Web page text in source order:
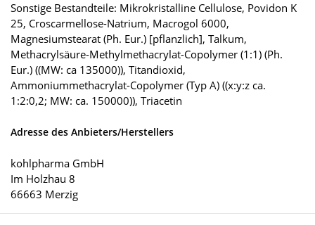
Sonstige Bestandteile: Mikrokristalline Cellulose, Povidon K
25, Croscarmellose-Natrium, Macrogol 6000,
Magnesiumstearat (Ph. Eur.) [pflanzlich], Talkum,
Methacrylsäure-Methylmethacrylat-Copolymer (1:1) (Ph.
Eur.) ((MW: ca 135000)), Titandioxid,
Ammoniummethacrylat-Copolymer (Typ A) ((x:y:z ca.
1:2:0,2; MW: ca. 150000)), Triacetin
Adresse des Anbieters/Herstellers
kohlpharma GmbH
Im Holzhau 8
66663 Merzig